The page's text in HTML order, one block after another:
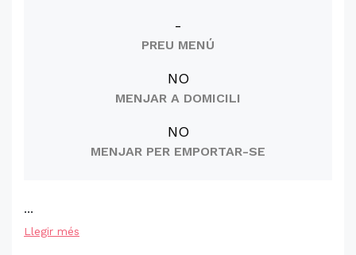
-
PREU MENÚ
NO
MENJAR A DOMICILI
NO
MENJAR PER EMPORTAR-SE
...
Llegir més